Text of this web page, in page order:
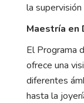
la
Maestría en
El Programa
ofrece una
diferentes
hasta la